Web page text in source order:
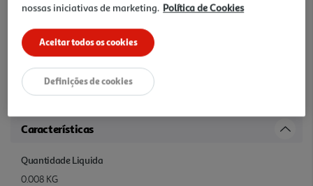
unha para uma aplicação uniforme e per feita. Finaliza com o
verniz top coat TOP GLOSS e desfruta de uma manicure ultra-
brilhante que dura até 10 dias.* *Em combinação com o verniz top
coat TOP GLOSS. Verniz top coat TOP GLOSS reaplicado após 4
dias.*Em combinação com o top coat TOP GLOSS. Aca bamento
TOP GLOSS reaplicado após 4 dias.*Em combinação com o verniz
top coat TOP GLOSS. Verniz to
Características
Quantidade Liquida
0.008 KG
nossas iniciativas de marketing. Política de Cookies
Aceitar todos os cookies
Definições de cookies